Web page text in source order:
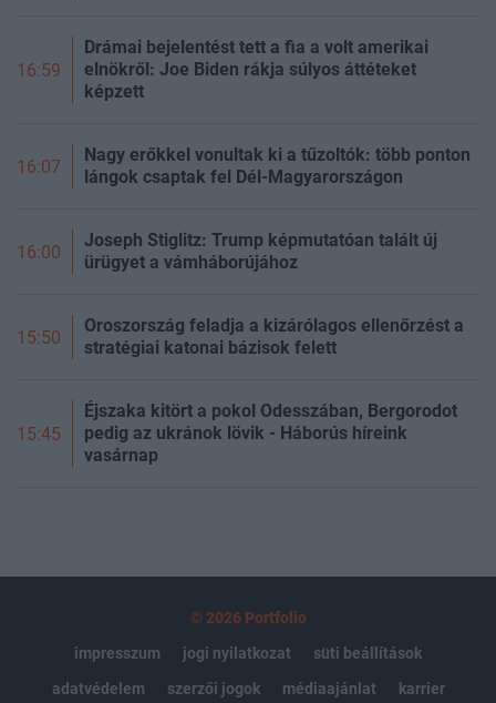
16:59
Drámai bejelentést tett a fia a volt amerikai
elnökről: Joe Biden rákja súlyos áttéteket
képzett
16:07
Nagy erőkkel vonultak ki a tűzoltók: több ponton
lángok csaptak fel Dél-Magyarországon
16:00
Joseph Stiglitz: Trump képmutatóan talált új
ürügyet a vámháborújához
15:50
Oroszország feladja a kizárólagos ellenőrzést a
stratégiai katonai bázisok felett
15:45
Éjszaka kitört a pokol Odesszában, Bergorodot
pedig az ukránok lövik - Háborús híreink
vasárnap
© 2026 Portfolio
impresszum
jogi nyilatkozat
süti beállítások
adatvédelem
szerzői jogok médiaajánlat karrier